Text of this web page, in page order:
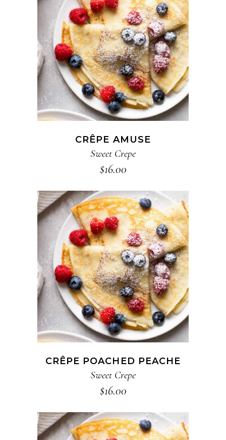
ADD TO CART
CRÊPE AMUSE
Sweet Crepe
$16.00
ADD TO CART
CRÊPE POACHED PEACHE
Sweet Crepe
$16.00